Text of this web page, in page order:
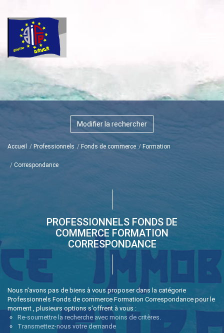
Modifier la rechercher
Accueil Professionnels Fonds de commerce Formation
Correspondance
PROFESSIONNELS FONDS DE
COMMERCE FORMATION
CORRESPONDANCE
Nous n'avons pas de biens à vous proposer dans la catégorie
Professionnels Fonds de commerce Formation Correspondance pour le
moment , plusieurs options s'offrent à vous :
Re-soumettre la recherche avec moins de critères.
Transmettez-nous votre demande